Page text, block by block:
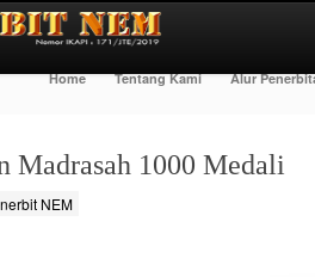
Home Tentang Kami Alur
Madrasah 1000 Medali
NEM